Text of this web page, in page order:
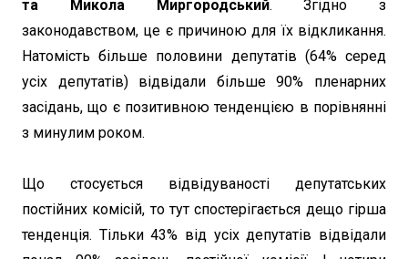
та Микола Миргородський. Згідно з
законодавством, це є причиною для їх відкликання.
Натомість більше половини депутатів (64% серед
усіх депутатів) відвідали більше 90% пленарних
засідань, що є позитивною тенденцією в порівнянні
з минулим роком.
Що стосується відвідуваності депутатських
постійних комісій, то тут спостерігається дещо гірша
тенденція. Тільки 43% від усіх депутатів відвідали